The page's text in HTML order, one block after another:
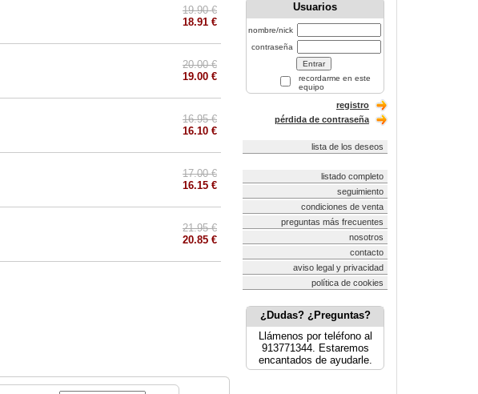
19.90 €
18.91 €
20.00 €
19.00 €
16.95 €
16.10 €
17.00 €
16.15 €
21.95 €
20.85 €
Usuarios
nombre/nick
contraseña
recordarme en este
equipo
registro
pérdida de contraseña
lista de los deseos
listado completo
seguimiento
condiciones de venta
preguntas más frecuentes
nosotros
contacto
aviso legal y privacidad
política de cookies
¿Dudas? ¿Preguntas?
Llámenos por teléfono al
913771344. Estaremos
encantados de ayudarle.